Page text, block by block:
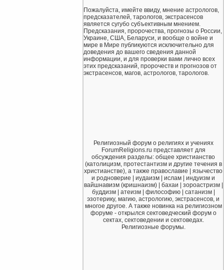
Пожалуйста, имейте ввиду, мнение астрологов,
предсказателей, тарологов, экстрасенсов
является сугубо субъективным мнением.
Предсказания, пророчества, прогнозы о России,
Украине, США, Беларуси, и вообще о войне и
мире в Мире публикуются исключительно для
доведения до вашего сведения данной
информации, и для проверки вами лично всех
этих предсказаний, пророчеств и прогнозов от
экстрасенсов, магов, астрологов, тарологов.
Религиозный форум о религиях и учениях
ForumReligions.ru представляет для
обсуждения разделы: общее христианство
(католицизм, протестантизм и другие течения в
христианстве), а также православие | язычество
и родноверие | иудаизм | ислам | индуизм и
вайшнавизм (кришнаизм) | бахаи | зороастризм |
буддизм | атеизм | философию | сатанизм |
эзотерику, магию, астрологию, экстрасенсов, и
многое другое. А также новинка на религиозном
форуме - открылся сектоведческий форум о
сектах, сектоведении и сектоведах.
Религиозные форумы.